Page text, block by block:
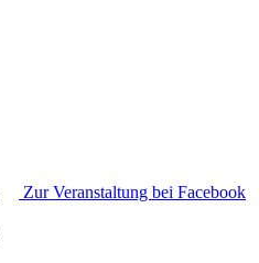
Zur Veranstaltung bei Facebook